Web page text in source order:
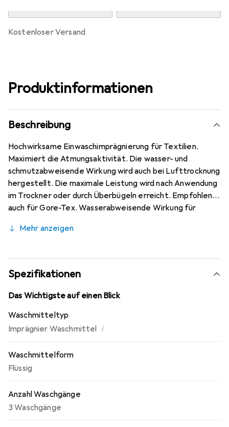
kostenloser Versand
Produktinformationen
Beschreibung
Hochwirksame Einwaschimprägnierung für Textilien.
Maximiert die Atmungsaktivität. Die wasser- und
schmutzabweisende Wirkung wird auch bei Lufttrocknung
hergestellt. Die maximale Leistung wird nach Anwendung
im Trockner oder durch Überbügeln erreicht. Empfohlen
auch für Gore-Tex. Wasserabweisende Wirkung für
usw. Wasserbasiert und frei von Lösungsmitteln, ohne
Mehr anzeigen
Spezifikationen
Das Wichtigste auf einen Blick
Waschmitteltyp
Imprägnier Waschmittel i
Waschmittelform
Flüssig
Anzahl Waschgänge
3 Waschgänge